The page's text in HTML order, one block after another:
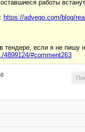
работы
https://advego.com/blog/
тендере, если я не пишу
4899124/#comment263